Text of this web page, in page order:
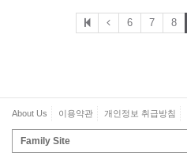
6 7 8
About Us 이용약관 개인정보 취급방침
Family Site